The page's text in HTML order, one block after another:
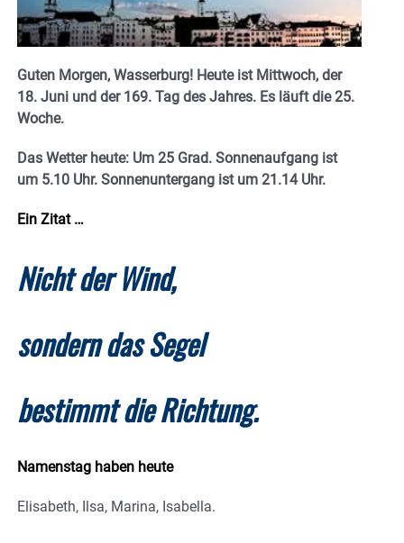
Guten Morgen, Wasserburg! Heute ist Mittwoch, der
18. Juni und der 169. Tag des Jahres. Es läuft die 25.
Woche.
Das Wetter heute: Um 25 Grad. Sonnenaufgang ist
um 5.10 Uhr. Sonnenuntergang ist um 21.14 Uhr.
Ein Zitat …
Nicht derWind,
sondern das Segel
bestimmt die Richtung.
Namenstag haben heute
Elisabeth, Ilsa, Marina, Isabella.